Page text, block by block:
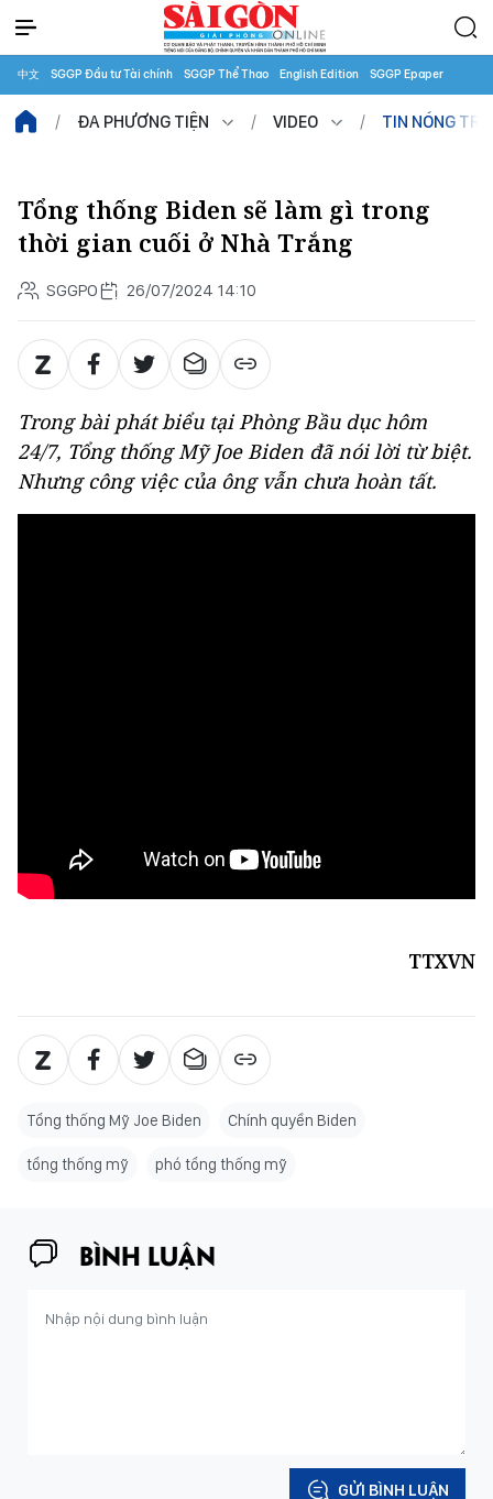
中文 SGGP Đầu tư Tài chính SGGP Thể Thao English Edition SGGP Epaper
ĐA PHƯƠNG TIỆN VIDEO TIN NÓNG
Tổng thống Biden sẽ làm gì trong
thời gian cuối ở Nhà Trắng
SGGPO 26/07/2024 14:10
Trong bài phát biểu tại Phòng Bầu dục hôm
24/7, Tổng thống Mỹ Joe Biden đã nói lời từ biệt.
Nhưng công việc của ông vẫn chưa hoàn tất.
TTXVN
Tổng thống Mỹ Joe Biden Chính quyền Biden
tổng thống mỹ phó tổng thống mỹ
BÌNH LUẬN
GỬI BÌNH LUẬN